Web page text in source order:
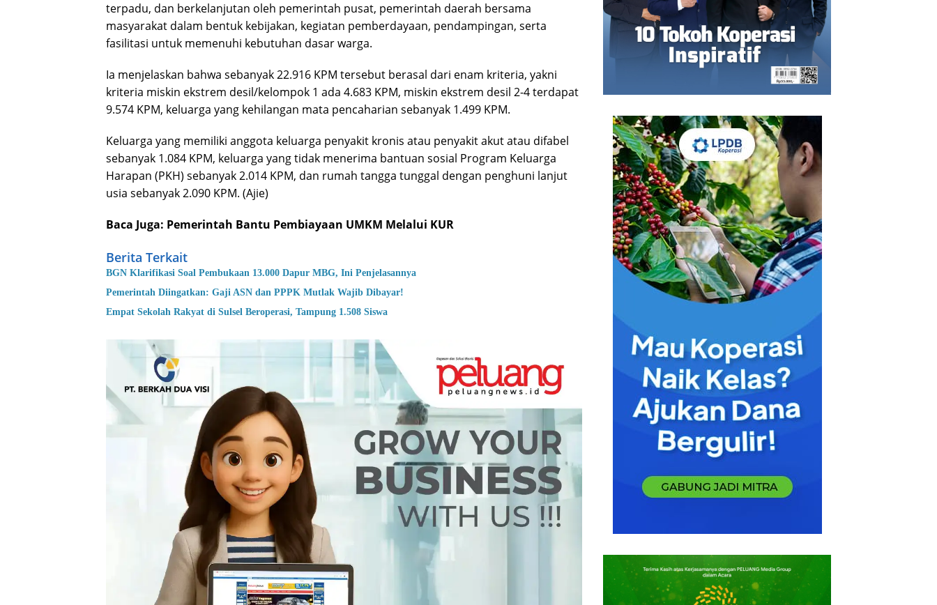
terpadu, dan berkelanjutan oleh pemerintah pusat, pemerintah daerah bersama
masyarakat dalam bentuk kebijakan, kegiatan pemberdayaan, pendampingan, serta
fasilitasi untuk memenuhi kebutuhan dasar warga.
Ia menjelaskan bahwa sebanyak 22.916 KPM tersebut berasal dari enam kriteria, yakni
kriteria miskin ekstrem desil/kelompok 1 ada 4.683 KPM, miskin ekstrem desil 2-4 terdapat
9.574 KPM, keluarga yang kehilangan mata pencaharian sebanyak 1.499 KPM.
Keluarga yang memiliki anggota keluarga penyakit kronis atau penyakit akut atau difabel
sebanyak 1.084 KPM, keluarga yang tidak menerima bantuan sosial Program Keluarga
Harapan (PKH) sebanyak 2.014 KPM, dan rumah tangga tunggal dengan penghuni lanjut
usia sebanyak 2.090 KPM. (Ajie)
Baca Juga: Pemerintah Bantu Pembiayaan UMKM Melalui KUR
Berita Terkait
BGN Klarifikasi Soal Pembukaan 13.000 Dapur MBG, Ini Penjelasannya
Pemerintah Diingatkan: Gaji ASN dan PPPK Mutlak Wajib Dibayar!
Empat Sekolah Rakyat di Sulsel Beroperasi, Tampung 1.508 Siswa